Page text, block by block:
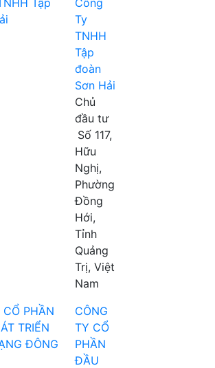
Công
Ty
TNHH
Tập
đoàn
Sơn Hải
Chủ
đầu tư
Số 117,
Hữu
Nghị,
Phường
Đồng
Hới,
Tỉnh
Quảng
Trị, Việt
Nam
CÔNG
TY CỔ
PHẦN
ĐẦU